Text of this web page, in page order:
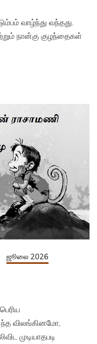
வாழ்ந்து வந்தது.
நான்கு குழந்தைகள்
ஜூலை 2026
விலங்கினமோ,
முடியாதபடி